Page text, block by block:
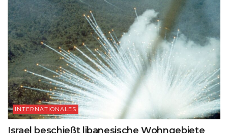
INTERNATIONALES
Israel beschießt libanesische Wohngebiete